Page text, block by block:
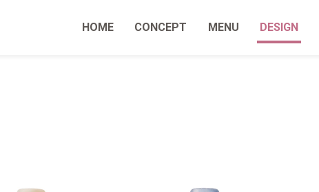
HOME CONCEPT MENU DESIGN